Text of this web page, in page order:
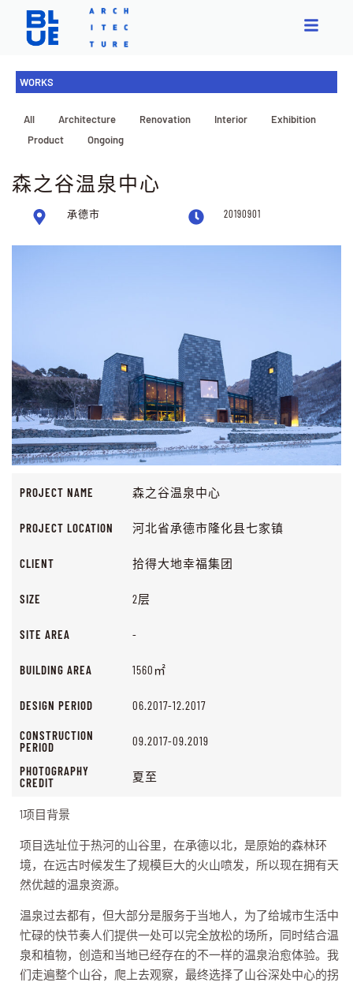
WORKS
All Architecture Renovation Interior
Exhibition
Product
Ongoing
森之谷温泉中心
承德市 20190901
PROJECT NAME 森之谷温泉中心
PROJECT LOCATION 河北省承德市隆化县七家镇
CLIENT 拾得大地幸福集团
SIZE 2层
SITE AREA -
BUILDING AREA 1560㎡
DESIGN PERIOD 06.2017-12.2017
CONSTRUCTION
PERIOD
09.2017-09.2019
PHOTOGRAPHY
CREDIT
夏至
1项目背景
项目选址位于热河的山谷里，在承德以北，是原始的森林环
境，在远古时候发生了规模巨大的火山喷发，所以现在拥有天
然优越的温泉资源。
温泉过去都有，但大部分是服务于当地人，为了给城市生活中
忙碌的快节奏人们提供一处可以完全放松的场所，同时结合温
泉和植物，创造和当地已经存在的不一样的温泉治愈体验。我
们走遍整个山谷，爬上去观察，最终选择了山谷深处中心的拐